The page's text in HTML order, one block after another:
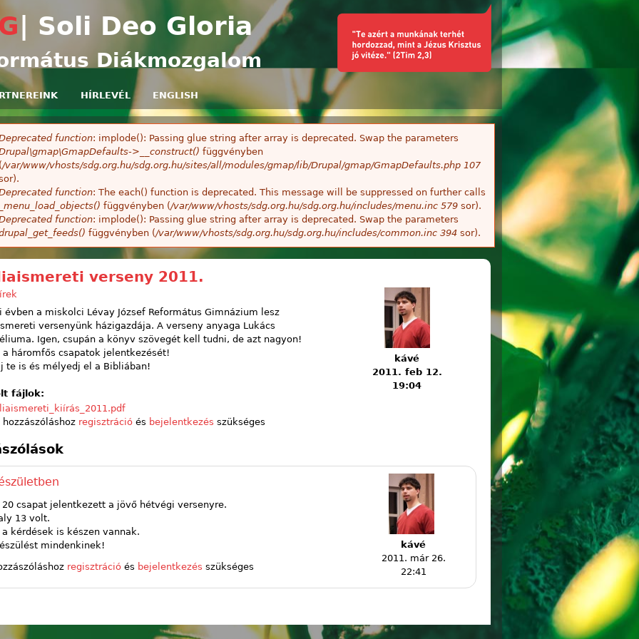
| Soli Deo Gloria
Diákmozgalom
HÍRLEVÉL ENGLISH
function: implode(): Passing glue string after array is deprecated. Swap the parameters
>__construct() függvényben
(/var/www/vhosts/sdg.org.hu/sdg.org.hu/sites/all/modules/gmap/lib/Drupal/gmap/GmapDefaults.php 107
function: The each() function is deprecated. This message will be suppressed on further calls
_menu_load_objects() függvényben (/var/www/vhosts/sdg.org.hu/sdg.org.hu/includes/menu.inc 579 sor).
function: implode(): Passing glue string after array is deprecated. Swap the parameters
függvényben (/var/www/vhosts/sdg.org.hu/sdg.org.hu/includes/common.inc 394 sor).
verseny 2011.
kávé
2011. feb 12.
19:04
évben a miskolci Lévay József Református Gimnázium lesz
versenyünk házigazdája. A verseny anyaga Lukács
Igen, csupán a könyv szövegét kell tudni, de azt nagyon!
a háromfős csapatok jelentkezését!
te is és mélyedj el a Bibliában!
fájlok:
hozzászóláshoz regisztrációés bejelentkezés szükséges
kávé
2011. már 26.
22:41
20 csapat jelentkezett a jövő hétvégi versenyre.
13 volt.
a kérdések is készen vannak.
mindenkinek!
regisztráció és bejelentkezés szükséges